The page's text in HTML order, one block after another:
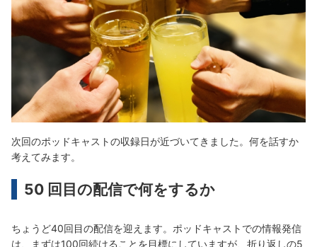
次回のポッドキャストの収録日が近づいてきました。何を話すか
考えてみます。
50 回目の配信で何をするか
ちょうど40回目の配信を迎えます。ポッドキャストでの情報発信
は、まずは100回続けることを目標にしていますが、折り返しの5